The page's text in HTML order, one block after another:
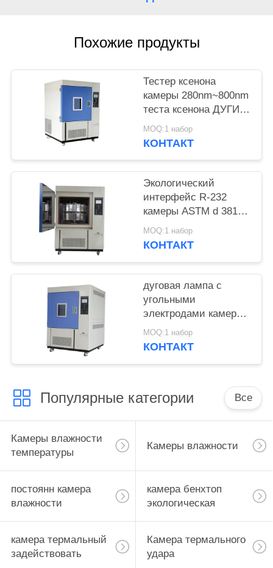
Похожие продукты
Тестер ксенона
камеры 280nm~800nm
теста ксенона ДУГИ
RH 50~98%
MOQ:1 набор
КОНТАКТ
Экологический
интерфейс R-232
камеры ASTM d 3815
теста вызревания
ксенона
MOQ:1 набор
КОНТАКТ
дуговая лампа с
угольными
электродами камеры
теста ксенона
300nm~400nm
MOQ:1 набор
КОНТАКТ
Популярные категории Все
Камеры влажности
температуры
Камеры влажности
постоянн камера
влажности
камера бенхтоп
экологическая
камера термальный
задействовать
Камера термального
удара